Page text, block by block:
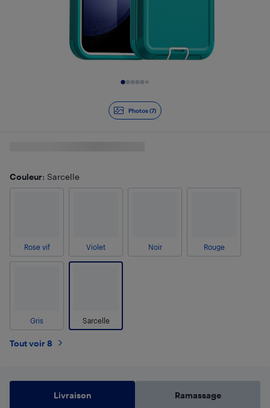
Photos (7)
Couleur: Sarcelle
Rose vif Violet Noir Rouge
Gris Sarcelle
Tout voir 8
Livraison Ramassage